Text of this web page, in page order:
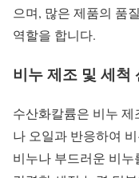
으며, 많은 제품의 품
역할을 합니다.
비누 제조 및 세척
수산화칼륨은 비누
나 오일과 반응하여
비누나 부드러운 비